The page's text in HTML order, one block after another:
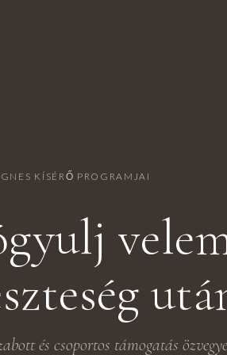
KÍSÉRŐ PROGRAMJAI
és csoportos támogatás